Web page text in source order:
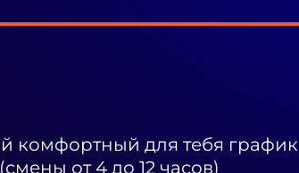
комфортный для тебя график
от 4 до 12 часов)